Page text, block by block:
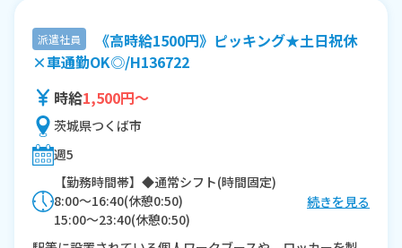
派遣社員
《高時給1500円》ピッキング★土日祝休
×車通勤OK◎/H136722
時給1,500円～
茨城県つくば市
週5
【勤務時間帯】◆通常シフト(時間固定)
8:00〜16:40(休憩0:50)
15:00〜23:40(休憩0:50)
16:50〜翌1:30(休憩0:50)
続きを見る